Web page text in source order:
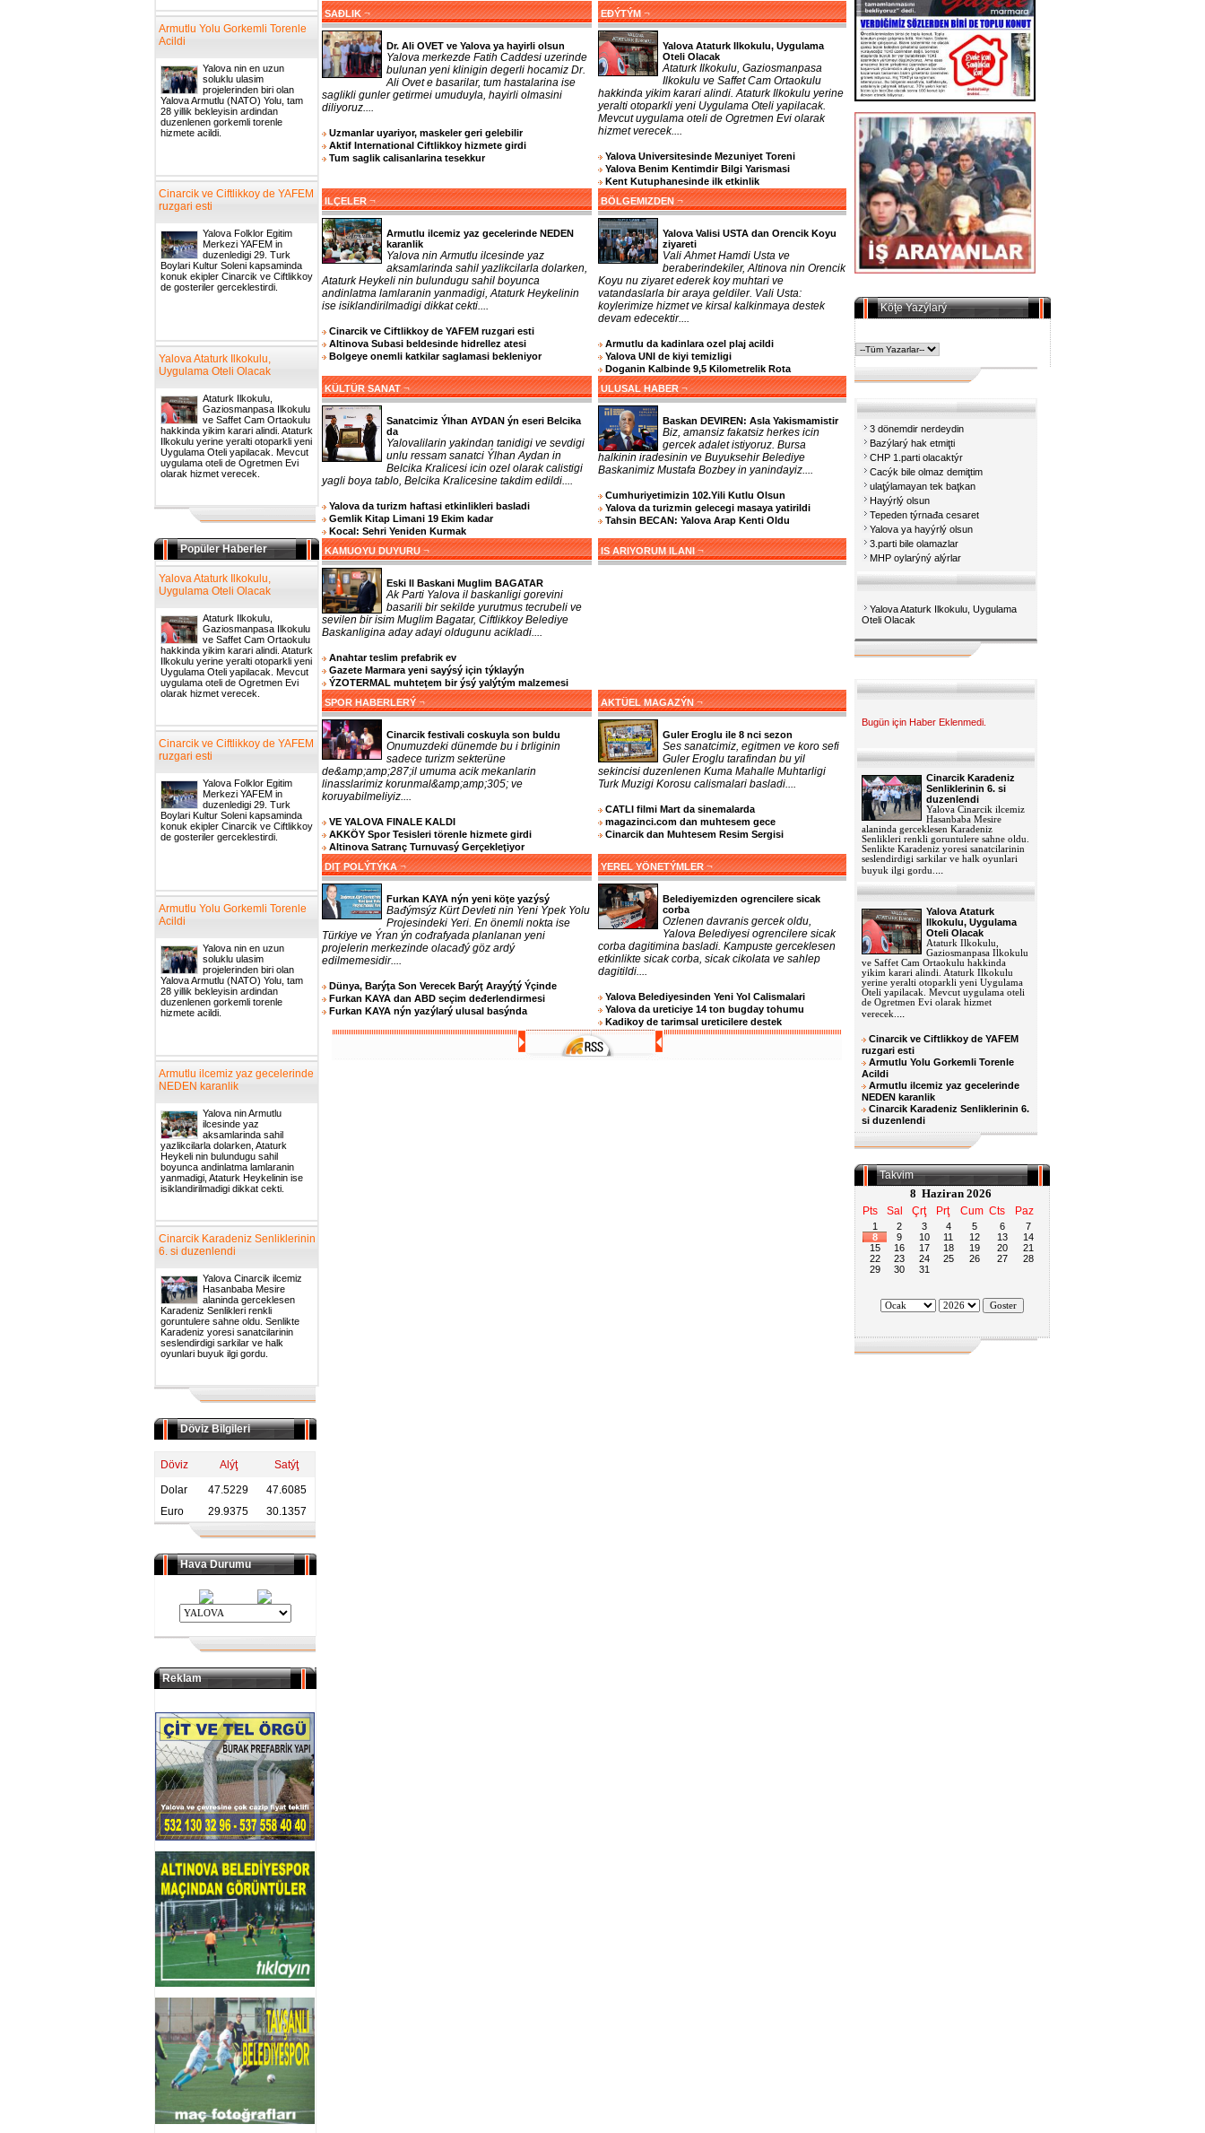
Armutlu Yolu Gorkemli Torenle
Acildi
Yalova nin en uzun
soluklu ulasim
projelerinden biri olan
Yalova Armutlu (NATO) Yolu, tam
28 yillik bekleyisin ardindan
duzenlenen gorkemli torenle
hizmete acildi.
Cinarcik ve Ciftlikkoy de YAFEM
ruzgari esti
Yalova Folklor Egitim
Merkezi YAFEM in
duzenledigi 29. Turk
Boylari Kultur Soleni kapsaminda
konuk ekipler Cinarcik ve Ciftlikkoy
de gosteriler gerceklestirdi.
Yalova Ataturk Ilkokulu,
Uygulama Oteli Olacak
Ataturk Ilkokulu,
Gaziosmanpasa Ilkokulu
ve Saffet Cam Ortaokulu
hakkinda yikim karari alindi. Ataturk
Ilkokulu yerine yeralti otoparkli yeni
Uygulama Oteli yapilacak. Mevcut
uygulama oteli de Ogretmen Evi
olarak hizmet verecek.
Popüler Haberler
Yalova Ataturk Ilkokulu,
Uygulama Oteli Olacak
Ataturk Ilkokulu,
Gaziosmanpasa Ilkokulu
ve Saffet Cam Ortaokulu
hakkinda yikim karari alindi. Ataturk
Ilkokulu yerine yeralti otoparkli yeni
Uygulama Oteli yapilacak. Mevcut
uygulama oteli de Ogretmen Evi
olarak hizmet verecek.
Cinarcik ve Ciftlikkoy de YAFEM
ruzgari esti
Yalova Folklor Egitim
Merkezi YAFEM in
duzenledigi 29. Turk
Boylari Kultur Soleni kapsaminda
konuk ekipler Cinarcik ve Ciftlikkoy
de gosteriler gerceklestirdi.
Armutlu Yolu Gorkemli Torenle
Acildi
Yalova nin en uzun
soluklu ulasim
projelerinden biri olan
Yalova Armutlu (NATO) Yolu, tam
28 yillik bekleyisin ardindan
duzenlenen gorkemli torenle
hizmete acildi.
Armutlu ilcemiz yaz gecelerinde
NEDEN karanlik
Yalova nin Armutlu
ilcesinde yaz
aksamlarinda sahil
yazlikcilarla dolarken, Ataturk
Heykeli nin bulundugu sahil
boyunca andinlatma lamlaranin
yanmadigi, Ataturk Heykelinin ise
isiklandirilmadigi dikkat cekti.
Cinarcik Karadeniz Senliklerinin
6. si duzenlendi
Yalova Cinarcik ilcemiz
Hasanbaba Mesire
alaninda gerceklesen
Karadeniz Senlikleri renkli
goruntulere sahne oldu. Senlikte
Karadeniz yoresi sanatcilarinin
seslendirdigi sarkilar ve halk
oyunlari buyuk ilgi gordu.
Döviz Bilgileri
Döviz Alýţ
Satýţ
Dolar
47.5229
47.6085
Euro
29.9375 30.1357
Hava Durumu
Reklam
SAĐLIK ¬
Dr. Ali OVET ve Yalova ya hayirli olsun
Yalova merkezde Fatih Caddesi uzerinde
bulunan yeni klinigin degerli hocamiz Dr.
Ali Ovet e basarilar, tum hastalarina ise
saglikli gunler getirmei umuduyla, hayirli olmasini
diliyoruz....
Uzmanlar uyariyor, maskeler geri gelebilir
Aktif International Ciftlikkoy hizmete girdi
Tum saglik calisanlarina tesekkur
EĐÝTÝM ¬
Yalova Ataturk Ilkokulu, Uygulama
Oteli Olacak
Ataturk Ilkokulu, Gaziosmanpasa
Ilkokulu ve Saffet Cam Ortaokulu
hakkinda yikim karari alindi. Ataturk Ilkokulu yerine
yeralti otoparkli yeni Uygulama Oteli yapilacak.
Mevcut uygulama oteli de Ogretmen Evi olarak
hizmet verecek....
Yalova Universitesinde Mezuniyet Toreni
Yalova Benim Kentimdir Bilgi Yarismasi
Kent Kutuphanesinde ilk etkinlik
ILÇELER ¬
Armutlu ilcemiz yaz gecelerinde NEDEN
karanlik
Yalova nin Armutlu ilcesinde yaz
aksamlarinda sahil yazlikcilarla dolarken,
Ataturk Heykeli nin bulundugu sahil boyunca
andinlatma lamlaranin yanmadigi, Ataturk Heykelinin
ise isiklandirilmadigi dikkat cekti....
Cinarcik ve Ciftlikkoy de YAFEM ruzgari esti
Altinova Subasi beldesinde hidrellez atesi
Bolgeye onemli katkilar saglamasi bekleniyor
BÖLGEMIZDEN ¬
Yalova Valisi USTA dan Orencik Koyu
ziyareti
Vali Ahmet Hamdi Usta ve
beraberindekiler, Altinova nin Orencik
Koyu nu ziyaret ederek koy muhtari ve
vatandaslarla bir araya geldiler. Vali Usta:
koylerimize hizmet ve kirsal kalkinmaya destek
devam edecektir....
Armutlu da kadinlara ozel plaj acildi
Yalova UNI de kiyi temizligi
Doganin Kalbinde 9,5 Kilometrelik Rota
KÜLTÜR SANAT ¬
Sanatcimiz Ýlhan AYDAN ýn eseri Belcika
da
Yalovalilarin yakindan tanidigi ve sevdigi
unlu ressam sanatci Ýlhan Aydan in
Belcika Kralicesi icin ozel olarak calistigi
yagli boya tablo, Belcika Kralicesine takdim edildi....
Yalova da turizm haftasi etkinlikleri basladi
Gemlik Kitap Limani 19 Ekim kadar
Kocal: Sehri Yeniden Kurmak
ULUSAL HABER ¬
Baskan DEVIREN: Asla Yakismamistir
Biz, amansiz fakatsiz herkes icin
gercek adalet istiyoruz. Bursa
halkinin iradesinin ve Buyuksehir Belediye
Baskanimiz Mustafa Bozbey in yanindayiz....
Cumhuriyetimizin 102.Yili Kutlu Olsun
Yalova da turizmin gelecegi masaya yatirildi
Tahsin BECAN: Yalova Arap Kenti Oldu
KAMUOYU DUYURU ¬
Eski Il Baskani Muglim BAGATAR
Ak Parti Yalova il baskanligi gorevini
basarili bir sekilde yurutmus tecrubeli ve
sevilen bir isim Muglim Bagatar, Ciftlikkoy Belediye
Baskanligina aday adayi oldugunu acikladi....
Anahtar teslim prefabrik ev
Gazete Marmara yeni sayýsý için týklayýn
ÝZOTERMAL muhteţem bir ýsý yalýtým malzemesi
IS ARIYORUM ILANI ¬
SPOR HABERLERÝ ¬
Cinarcik festivali coskuyla son buldu
Onumuzdeki dünemde bu i brliginin
sadece turizm sekterüne
de&amp;amp;287;il umuma acik mekanlarin
linasslarimiz korunmal&amp;amp;305; ve
koruyabilmeliyiz....
VE YALOVA FINALE KALDI
AKKÖY Spor Tesisleri törenle hizmete girdi
Altinova Satranç Turnuvasý Gerçekleţiyor
AKTÜEL MAGAZÝN ¬
Guler Eroglu ile 8 nci sezon
Ses sanatcimiz, egitmen ve koro sefi
Guler Eroglu tarafindan bu yil
sekincisi duzenlenen Kuma Mahalle Muhtarligi
Turk Muzigi Korosu calismalari basladi....
CATLI filmi Mart da sinemalarda
magazinci.com dan muhtesem gece
Cinarcik dan Muhtesem Resim Sergisi
DIŢ POLÝTÝKA ¬
Furkan KAYA nýn yeni köţe yazýsý
Bađýmsýz Kürt Devleti nin Yeni Ýpek Yolu
Projesindeki Yeri. En önemli nokta ise
Türkiye ve Ýran ýn cođrafyada planlanan yeni
projelerin merkezinde olacađý göz ardý
edilmemesidir....
Dünya, Barýţa Son Verecek Barýţ Arayýţý Ýçinde
Furkan KAYA dan ABD seçim deđerlendirmesi
Furkan KAYA nýn yazýlarý ulusal basýnda
YEREL YÖNETÝMLER ¬
Belediyemizden ogrencilere sicak
corba
Ozlenen davranis gercek oldu,
Yalova Belediyesi ogrencilere sicak
corba dagitimina basladi. Kampuste gerceklesen
etkinlikte sicak corba, sicak cikolata ve sahlep
dagitildi....
Yalova Belediyesinden Yeni Yol Calismalari
Yalova da ureticiye 14 ton bugday tohumu
Kadikoy de tarimsal ureticilere destek
Köţe Yazýlarý
3 dönemdir nerdeydin
Bazýlarý hak etmiţti
CHP 1.parti olacaktýr
Cacýk bile olmaz demiţtim
ulaţýlamayan tek baţkan
Hayýrlý olsun
Tepeden týrnađa cesaret
Yalova ya hayýrlý olsun
3.parti bile olamazlar
MHP oylarýný alýrlar
Yalova Ataturk Ilkokulu, Uygulama
Oteli Olacak
Bugün için Haber Eklenmedi.
Cinarcik Karadeniz
Senliklerinin 6. si
duzenlendi
Yalova Cinarcik ilcemiz
Hasanbaba Mesire
alaninda gerceklesen Karadeniz
Senlikleri renkli goruntulere sahne oldu.
Senlikte Karadeniz yoresi sanatcilarinin
seslendirdigi sarkilar ve halk oyunlari
buyuk ilgi gordu....
Yalova Ataturk
Ilkokulu, Uygulama
Oteli Olacak
Ataturk Ilkokulu,
Gaziosmanpasa Ilkokulu
ve Saffet Cam Ortaokulu hakkinda
yikim karari alindi. Ataturk Ilkokulu
yerine yeralti otoparkli yeni Uygulama
Oteli yapilacak. Mevcut uygulama oteli
de Ogretmen Evi olarak hizmet
verecek....
Cinarcik ve Ciftlikkoy de YAFEM
ruzgari esti
Armutlu Yolu Gorkemli Torenle
Acildi
Armutlu ilcemiz yaz gecelerinde
NEDEN karanlik
Cinarcik Karadeniz Senliklerinin 6.
si duzenlendi
Takvim
8 Haziran 2026
Pts Sal Çrţ Prţ Cum Cts Paz
1 2 3 4 5 6
7
8
9 10 11 12 13
14
15
16 17 18 19 20
21
22
23 24 25 26 27
28
29
30 31